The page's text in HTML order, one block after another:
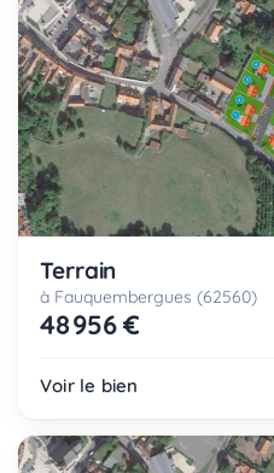
Terrain
à Fauquembergues (62560)
48 956 €
Voir le bien